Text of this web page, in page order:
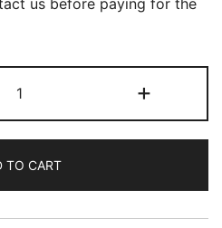
Haori
(20)
+
TO CART